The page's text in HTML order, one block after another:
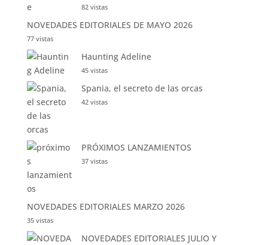
82 vistas
NOVEDADES EDITORIALES DE MAYO 2026
77 vistas
Haunting Adeline
45 vistas
Spania, el secreto de las orcas
42 vistas
PRÓXIMOS LANZAMIENTOS
37 vistas
NOVEDADES EDITORIALES MARZO 2026
35 vistas
NOVEDADES EDITORIALES JULIO Y